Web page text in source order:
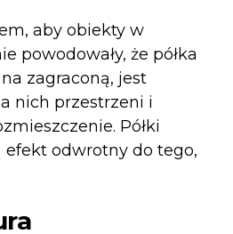
aby obiekty w
powodowały, że półka
zagraconą, jest
nich przestrzeni i
Półki
efekt odwrotny do tego,